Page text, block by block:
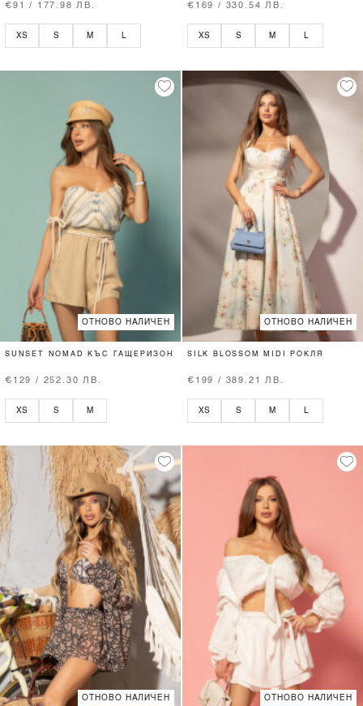
€91 / 177.98 ЛВ.
XS S M
€169 / 330.54 ЛВ.
XS S M
ОТНОВО НАЛИЧЕН
SUNSET NOMAD КЪС ГАЩЕРИЗОН
€129 / 252.30 ЛВ.
XS S M
ОТНОВО НАЛИЧЕН
SILK BLOSSOM MIDI РОКЛЯ
€199 / 389.21 ЛВ.
XS S M L
ОТНОВО НАЛИЧЕН ОТНОВО НАЛИЧЕН